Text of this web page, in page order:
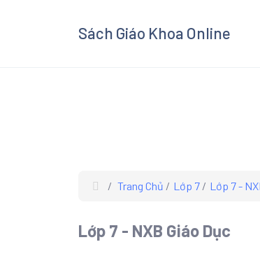
Sách Giáo Khoa Online
Trang Chủ Lớp 7 Lớp 7 -
Lớp 7 - NXB Giáo Dục